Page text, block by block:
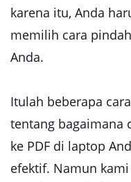
karena itu, Anda
memilih cara
Anda.
Itulah beberapa
tentang bagaimana
ke PDF di laptop
efektif. Namun